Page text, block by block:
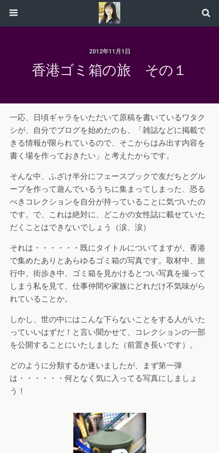
2012年11月1日
香港ゴミ箱の旅 その１
一応、日頃ギャラをいただいて原稿を書いているワタク
シが、自分でブログを始めたのも、「雑誌などに掲載で
きる情報が限られているので、そこからはみ出す内容を
書く場を作っておきたい」と考えたからです。
そんな中、ふざけ半分にフェースブックで友だちとグル
ープを作って遊んでいるうちに集まってしまった、恐る
べきコレクションを自分が持っていることに気づいたの
です。で、これは絶対に、どこかの女性誌に載せていた
だくことはできないでしょう（涙、涙）
それは・・・・・・既にタイトルについてますが、香港
で集めたありとあらゆるゴミ箱の写真です。取材中、旅
行中、街歩き中、ゴミ箱を見かけるとつい写真を撮って
しまう私を見て、仕事仲間や家族にどれだけ不気味がら
れていることか。
しかし、世の中にはこんな下らないことをする人がいた
っていいはずだ！と言い聞かせて、コレクションの一部
を公開することにいたしました（前置き長いです）。
どのように分類するか迷いましたが、まず第一弾
は・・・・・・何となく気に入ってる写真にしましょ
う！